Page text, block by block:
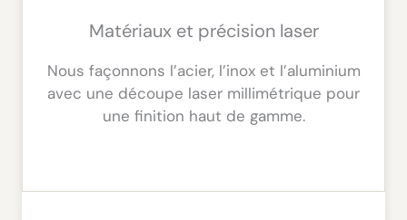
Matériaux et précision laser
Nous façonnons l’acier, l’inox et l’aluminium
avec une découpe laser millimétrique pour
une finition haut de gamme.